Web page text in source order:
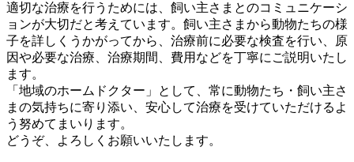
適切な治療を行うためには、飼い主さまとのコミュニケーシ
ョンが大切だと考えています。飼い主さまから動物たちの様
子を詳しくうかがってから、治療前に必要な検査を行い、原
因や必要な治療、治療期間、費用などを丁寧にご説明いたし
ます。
「地域のホームドクター」として、常に動物たち・飼い主さ
まの気持ちに寄り添い、安心して治療を受けていただけるよ
う努めてまいります。
どうぞ、よろしくお願いいたします。